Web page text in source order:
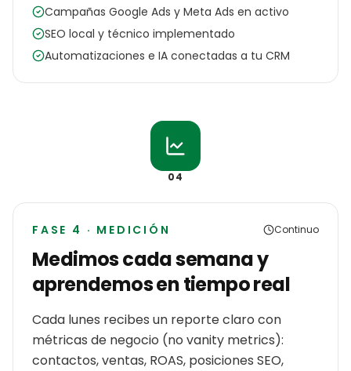
Campañas Google Ads y Meta Ads en activo
SEO local y técnico implementado
Automatizaciones e IA conectadas a tu CRM
04
FASE 4 · MEDICIÓN Continuo
Medimos cada semana y
aprendemos en tiempo real
Cada lunes recibes un reporte claro con
métricas de negocio (no vanity metrics):
contactos, ventas, ROAS, posiciones SEO,